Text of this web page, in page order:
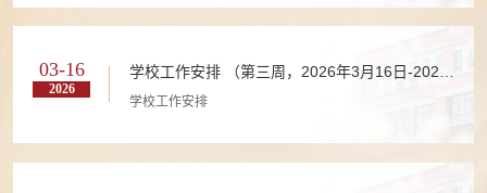
03-16
2026
学校工作安排 （第三周，2026年3月16日-2026
年3月22日）
学校工作安排